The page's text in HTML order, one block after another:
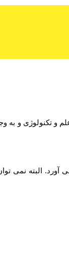
و تکنولوژی و به
آورد. البته نمی